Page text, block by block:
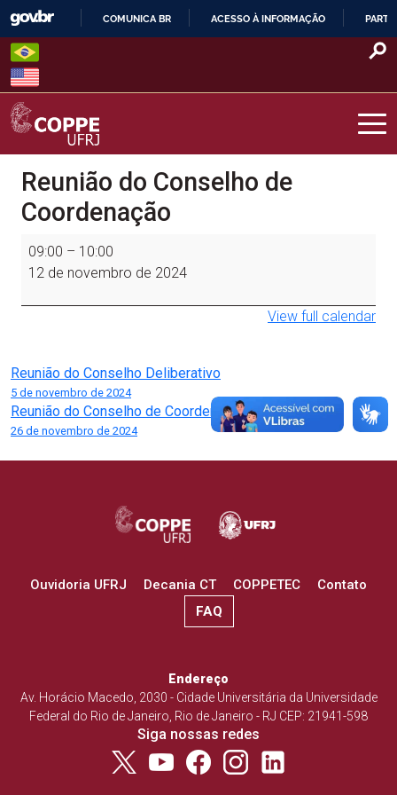
Skip
content
O
COMUNICA BR ACESSO À INFORMAÇÃO
COPPE – UFRJ
Reunião do Conselho de
Coordenação
Reunião
do
de
09:00 – 10:00
12 de novembro de 2024
View full calendar
Navegação
de
Post
Reunião do Conselho Deliberativo
5 de novembro de 2024
Reunião do Conselho de Coordenação
26 de novembro de 2024
Ouvidoria UFRJ Decania CT COPPETEC
Contato
FAQ
Endereço
Av. Horácio Macedo, 2030 - Cidade Universitária da Universidade
Federal do Rio de Janeiro, Rio de Janeiro - RJ CEP: 21941-598
Siga nossas redes